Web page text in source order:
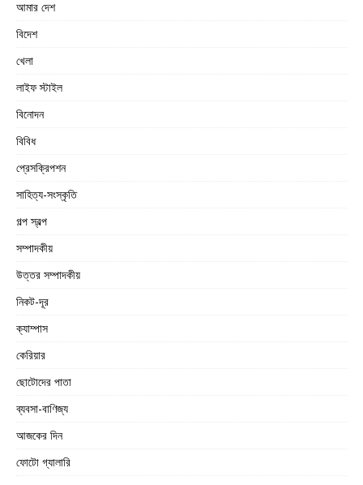
আমার দেশ
বিদেশ
খেলা
লাইফ স্টাইল
বিনোদন
বিবিধ
প্রেসক্রিপশন
সাহিত্য-সংস্কৃতি
গল্প স্বল্প
সম্পাদকীয়
উত্তর সম্পাদকীয়
নিকট-দূর
ক্যাম্পাস
কেরিয়ার
ছোটোদের পাতা
ব্যবসা-বাণিজ্য
আজকের দিন
ফোটো গ্যালারি